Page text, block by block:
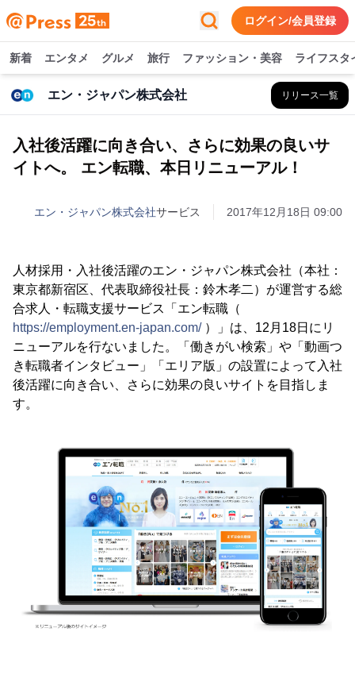
ログイン/会員登録
新着 エンタメ グルメ 旅行 ファッション・美容 ライフスタ
エン・ジャパン株式会社 リリース一覧
入社後活躍に向き合い、さらに効果の良いサ
イトへ。 エン転職、本日リニューアル！
エン・ジャパン株式会社サービス 2017年12月18日 09:00
人材採用・入社後活躍のエン・ジャパン株式会社（本社：
東京都新宿区、代表取締役社長：鈴木孝二）が運営する総
合求人・転職支援サービス「エン転職（
https://employment.en-japan.com/）」は、12月18日にリ
ニューアルを行ないました。「働きがい検索」や「動画つ
き転職者インタビュー」「エリア版」の設置によって入社
後活躍に向き合い、さらに効果の良いサイトを目指しま
す。